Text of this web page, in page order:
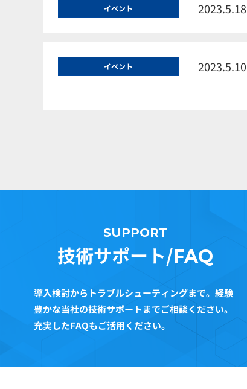
イベント 2023.5.18
イベント 2023.5.10
SUPPORT
技術サポート/FAQ
導入検討からトラブルシューティングまで。経験
豊かな当社の技術サポートまでご相談ください。
充実したFAQもご活用ください。